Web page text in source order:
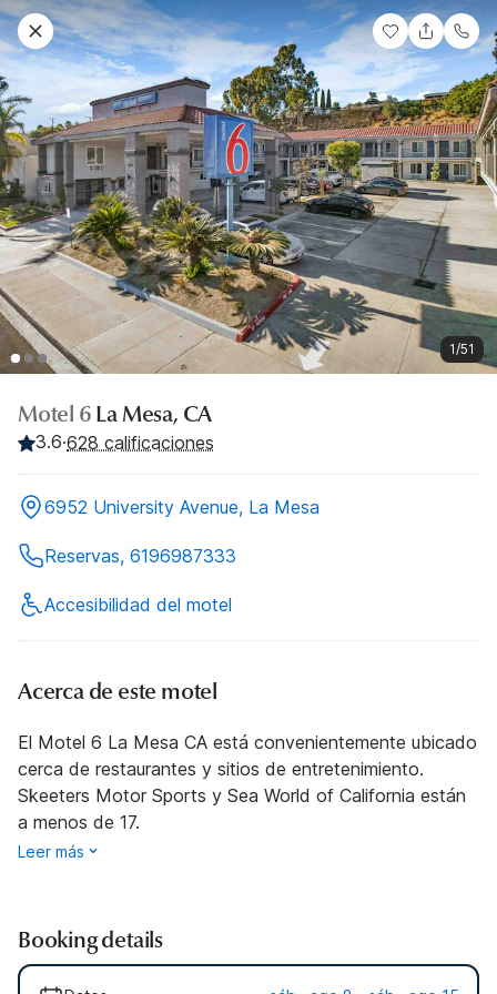
1/51
Motel 6 La Mesa, CA
3.6·628 calificaciones
6952 University Avenue, La Mesa
Reservas, 6196987333
Accesibilidad del motel
Acerca de este motel
El Motel 6 La Mesa CA está convenientemente ubicado
cerca de restaurantes y sitios de entretenimiento.
Skeeters Motor Sports y Sea World of California están
a menos de 17.
Leer más
Booking details